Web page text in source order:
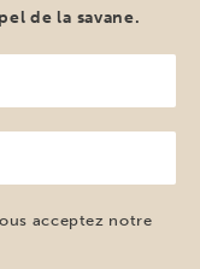
de la savane.
acceptez notre